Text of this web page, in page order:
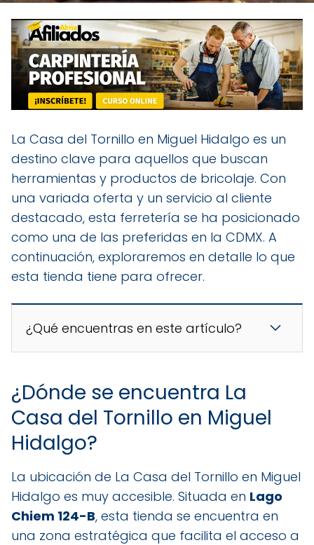
La Casa del Tornillo en Miguel Hidalgo es un
destino clave para aquellos que buscan
herramientas y productos de bricolaje. Con
una variada oferta y un servicio al cliente
destacado, esta ferretería se ha posicionado
como una de las preferidas en la CDMX. A
continuación, exploraremos en detalle lo que
esta tienda tiene para ofrecer.
¿Qué encuentras en este artículo?
¿Dónde se encuentra La
Casa del Tornillo en Miguel
Hidalgo?
La ubicación de La Casa del Tornillo en Miguel
Hidalgo es muy accesible. Situada en Lago
Chiem 124-B, esta tienda se encuentra en
una zona estratégica que facilita el acceso a